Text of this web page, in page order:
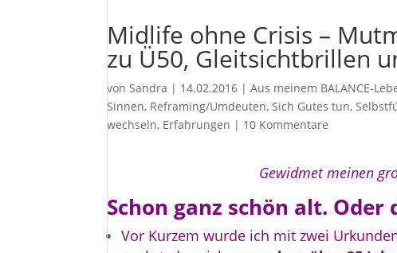
Midlife ohne Crisis –
zu Ü50, Gleitsichtbrillen
vonSandra | 14.02.2016 |Aus meinem BALANCE-
Sinnen, Reframing/Umdeuten,Sich Gutes tun,
wechseln, Erfahrungen | 10 Kommentare
Gewidmet meinen
Schon ganz schön alt.
Vor Kurzem wurde ich mit zwei